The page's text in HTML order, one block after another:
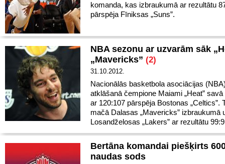
komanda, kas izbraukumā ar rezultātu
pārspēja Fīniksas „Suns”.
NBA sezonu ar uzvarām sāk
„Mavericks” (2)
31.10.2012.
Nacionālās basketbola asociācijas
atklāšanā čempione Maiami „Heat”
ar 120:107 pārspēja Bostonas „Celtics”.
mačā Dalasas „Mavericks” izbraukumā
Losandželosas „Lakers” ar rezultātu
Bertāna komandai piešķirts
naudas sods